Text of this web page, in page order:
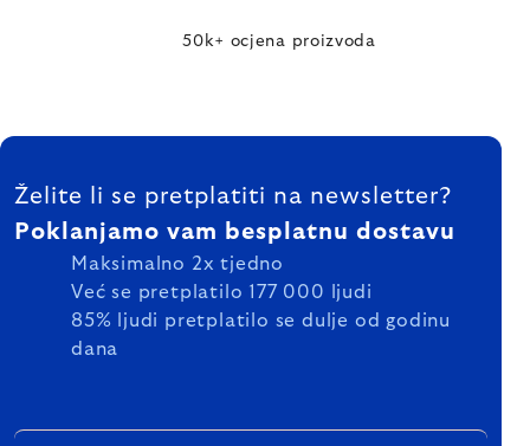
50k+ ocjena proizvoda
FOOTER
Želite li se pretplatiti na newsletter?
Poklanjamo vam besplatnu dostavu
Maksimalno 2x tjedno
Već se pretplatilo 177 000 ljudi
85% ljudi pretplatilo se dulje od godinu
dana